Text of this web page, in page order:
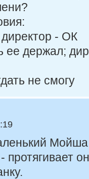
директор - ОК
еe держал;
не смогу